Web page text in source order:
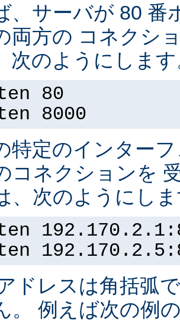
、サーバが 80 番
両方の コネクシ
次のようにしま
80
8000
特定のインター
コネクションを
、次のようにし
ドレスは角括弧
。 例えば次の例